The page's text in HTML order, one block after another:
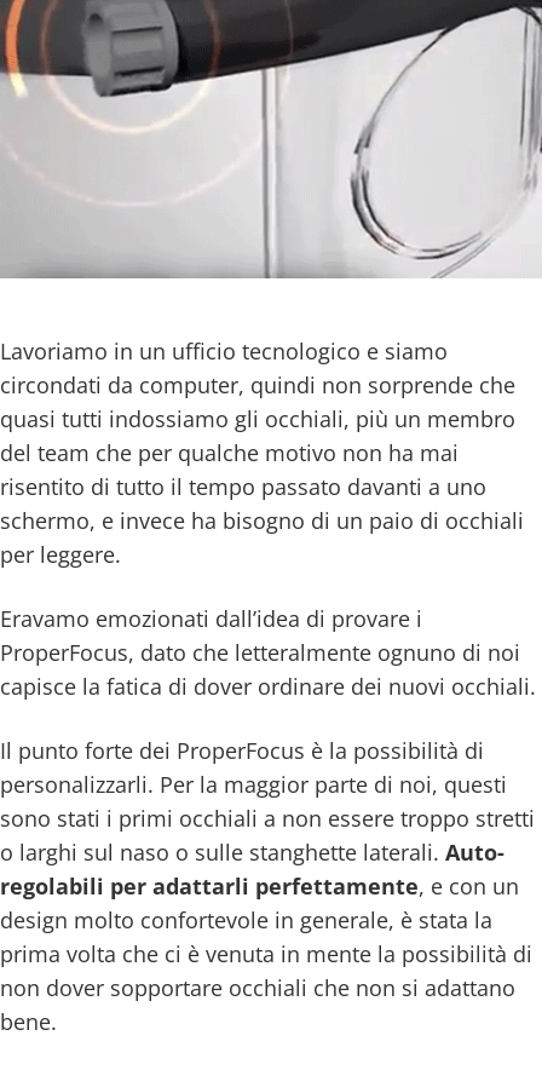
Lavoriamo in un ufficio tecnologico e siamo
circondati da computer, quindi non sorprende che
quasi tutti indossiamo gli occhiali, più un membro
del team che per qualche motivo non ha mai
risentito di tutto il tempo passato davanti a uno
schermo, e invece ha bisogno di un paio di occhiali
per leggere.
Eravamo emozionati dall’idea di provare i
ProperFocus, dato che letteralmente ognuno di noi
capisce la fatica di dover ordinare dei nuovi occhiali.
Il punto forte dei ProperFocus è la possibilità di
personalizzarli. Per la maggior parte di noi, questi
sono stati i primi occhiali a non essere troppo stretti
o larghi sul naso o sulle stanghette laterali. Auto-
regolabili per adattarli perfettamente, e con un
design molto confortevole in generale, è stata la
prima volta che ci è venuta in mente la possibilità di
non dover sopportare occhiali che non si adattano
bene.